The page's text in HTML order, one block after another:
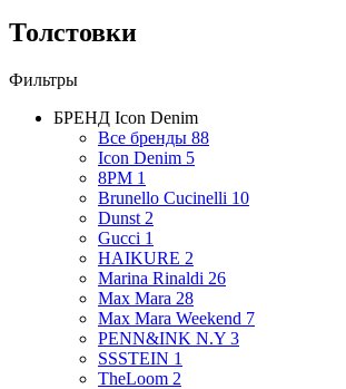
Толстовки
Фильтры
БРЕНД Icon Denim
Все бренды 88
Icon Denim 5
8PM 1
Brunello Cucinelli 10
Dunst 2
Gucci 1
HAIKURE 2
Marina Rinaldi 26
Max Mara 28
Max Mara Weekend 7
PENN&INK N.Y 3
SSSTEIN 1
TheLoom 2